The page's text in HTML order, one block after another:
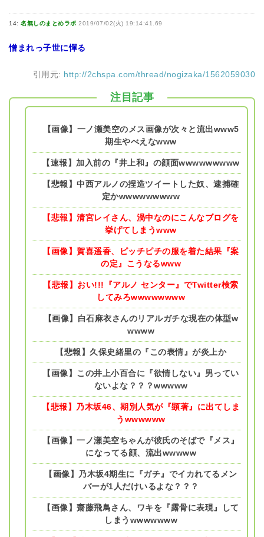
14: 名無しのまとめラボ 2019/07/02(火) 19:14:41.69
憎まれっ子世に憚る
引用元: http://2chspa.com/thread/nogizaka/1562059030
注目記事
【画像】一ノ瀬美空のメス画像が次々と流出www5
期生やべえなwww
【速報】加入前の『井上和』の顔面wwwwwwwww
【悲報】中西アルノの捏造ツイートした奴、逮捕確
定かwwwwwwwww
【悲報】清宮レイさん、渦中なのにこんなブログを
挙げてしまうwww
【画像】賀喜遥香、ピッチピチの服を着た結果『案
の定』こうなるwww
【悲報】おい!!!『アルノ センター』でTwitter検索
してみろwwwwwwww
【画像】白石麻衣さんのリアルガチな現在の体型w
wwww
【悲報】久保史緒里の『この表情』が炎上か
【画像】この井上小百合に『欲情しない』男ってい
ないよな？？？wwwww
【悲報】乃木坂46、期別人気が『顕著』に出てしま
うwwwwww
【画像】一ノ瀬美空ちゃんが彼氏のそばで『メス』
になってる顔、流出wwwww
【画像】乃木坂4期生に『ガチ』でイカれてるメン
バーが1人だけいるよな？？？
【画像】齋藤飛鳥さん、ワキを『露骨に表現』して
しまうwwwwwww